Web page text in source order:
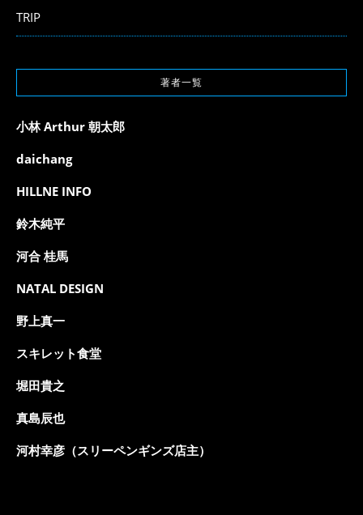
TRIP
著者一覧
小林 Arthur 朝太郎
daichang
HILLNE INFO
鈴木純平
河合 桂馬
NATAL DESIGN
野上真一
スキレット食堂
堀田貴之
真島辰也
河村幸彦（スリーペンギンズ店主）